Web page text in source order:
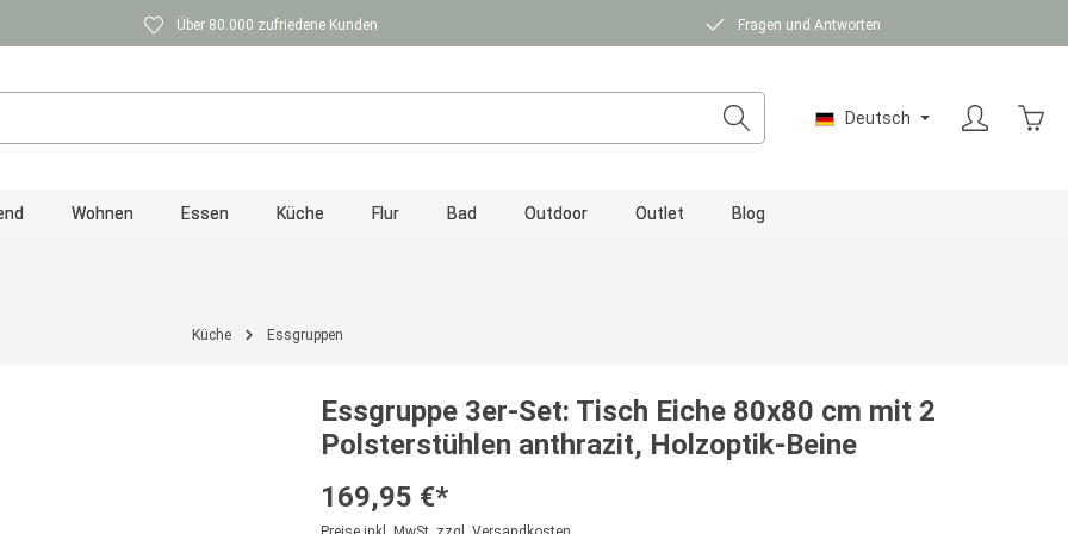
Über 80.000 zufriedene Kunden Fragen und Antworten
Deutsch
Wohnen Essen Küche Flur Bad Outdoor Outlet Blog
Küche Essgruppen
Essgruppe 3er-Set: Tisch Eiche 80x80 cm mit 2
Polsterstühlen anthrazit, Holzoptik-Beine
169,95 €*